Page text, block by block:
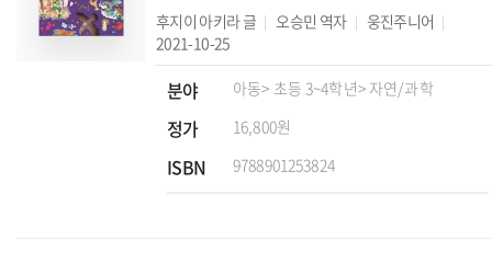
후지이 아키라글 오승민 역자
웅진주니어
2021-10-25
분야 아동> 초등 3~4학년> 자연/과학
정가 16,800원
ISBN 9788901253824